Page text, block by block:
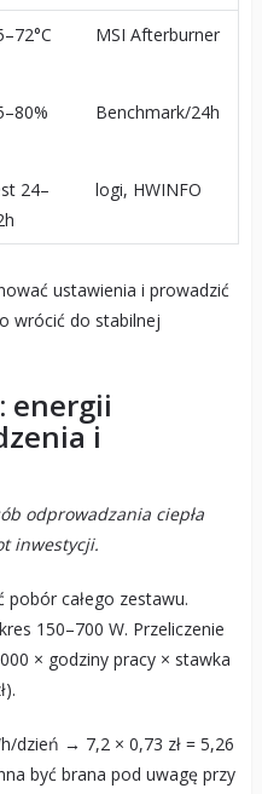
MSI Afterburner
Benchmark/24h
24–
logi, HWINFO
ustawienia i prowadzić
wrócić do stabilnej
energii
i
odprowadzania ciepła
inwestycji.
całego zestawu.
150–700 W. Przeliczenie
× godziny pracy × stawka
dzień → 7,2 × 0,73 zł = 5,26
być brana pod uwagę przy